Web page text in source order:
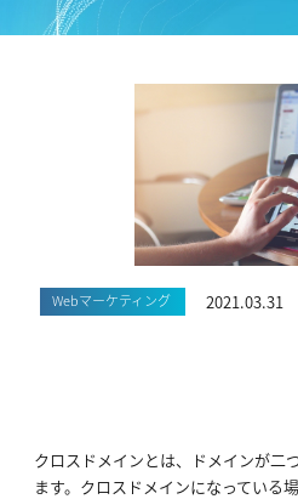
Webマーケティング 2021.03.31
クロスドメインとは、ドメインが二
ます。クロスドメインになっている